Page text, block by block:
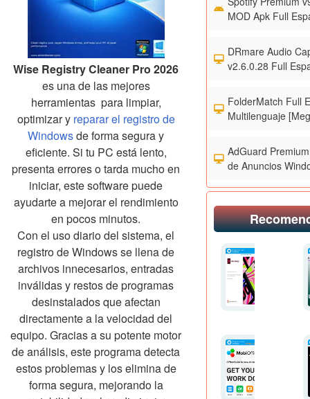
Wise Registry Cleaner Pro 2026
es una de las mejores
herramientas para limpiar,
optimizar y reparar el registro de
Windowsde forma segura y
eficiente. Si tu PC está lento,
presenta errores o tarda mucho en
iniciar, este software puede
ayudarte a mejorar el rendimiento
en pocos minutos.
Con el uso diario del sistema, el
registro de Windows se llena de
archivos innecesarios, entradas
inválidas y restos de programas
desinstalados que afectan
directamente a la velocidad del
equipo. Gracias a su potente motor
de análisis, este programa detecta
estos problemas y los elimina de
forma segura, mejorando la
MOD Apk Full
DRmare Audio
v2.6.0.28 Full
FolderMatch Full
Multilenguaje
AdGuard
de Anuncios